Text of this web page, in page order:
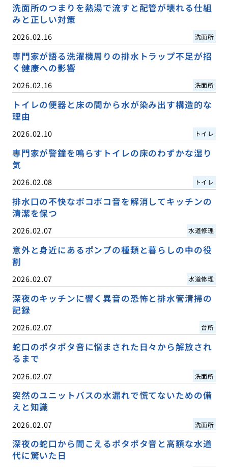
洗面所のつまりを熱湯で流すと配管が壊れる仕組
みと正しい対策
2026.02.16 洗面所
専門家が語る洗濯機周りの排水トラップ不足が招
く健康への影響
2026.02.16 洗面所
トイレの便器と床の間から水が染み出す構造的な
理由
2026.02.10 トイレ
専門家が警鐘を鳴らすトイレの床のわずかな湿り
気
2026.02.08 トイレ
排水口の不快なボコボコ音を解消してキッチンの
清潔を保つ
2026.02.07 水道修理
意外と身近にあるポンプの種類と暮らしの中の役
割
2026.02.07 水道修理
深夜のキッチンに響く異音の恐怖と排水管清掃の
記録
2026.02.07 台所
蛇口のポタポタ音に悩まされた日々から解放され
るまで
2026.02.07 洗面所
突然のユニットバスの水漏れで慌てないための備
えと知識
2026.02.07 洗面所
深夜の蛇口から聞こえるポタポタ音と高額な水道
代に驚いた日